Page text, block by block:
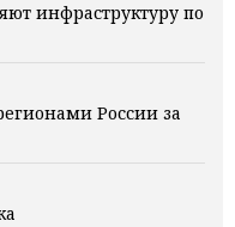
инфраструктуру по
России за